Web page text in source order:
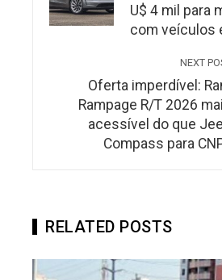
U$ 4 mil para
com veículos
NEXT
Oferta imperdível:
Rampage R/T 2026
acessível do que
Compass para
RELATED POSTS